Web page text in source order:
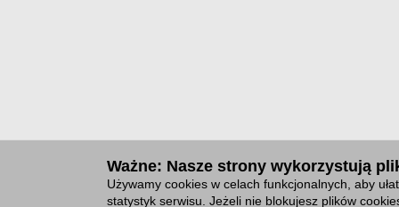
Ważne: Nasze strony wykorzystują
Używamy cookies w celach funkcjonalnych, aby
statystyk serwisu. Jeżeli nie blokujesz plików